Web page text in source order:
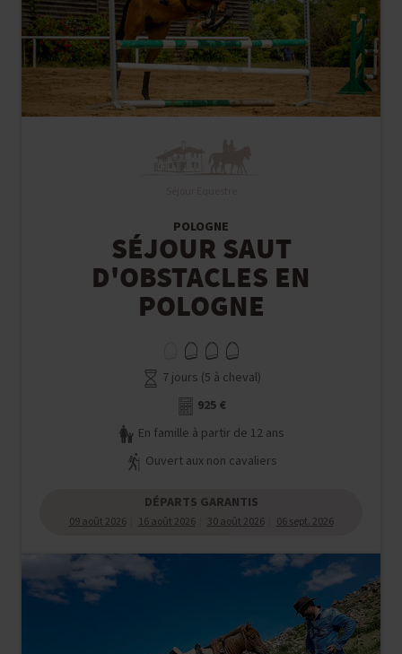
POLOGNE
SÉJOUR SAUT
D'OBSTACLES EN
POLOGNE
7 jours (5 à cheval)
925 €
En famille à partir de 12 ans
Ouvert aux non cavaliers
DÉPARTS GARANTIS
09 août 2026 16 août 2026 30 août 2026 06 sept. 2026